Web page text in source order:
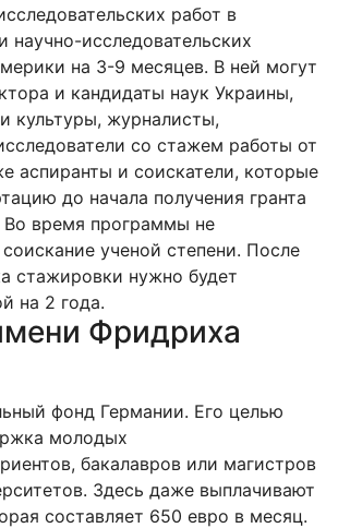
работ в
научно-исследовательских
на 3-9 месяцев. В ней могут
и кандидаты наук Украины,
культуры, журналисты,
со стажем работы от
аспиранты и соискатели, которые
до начала получения гранта
Во время программы не
ученой степени. После
стажировки нужно будет
на 2 года.
Фридриха
фонд Германии. Его целью
молодых
бакалавров или магистров
Здесь даже выплачивают
составляет 650 евро в месяц.